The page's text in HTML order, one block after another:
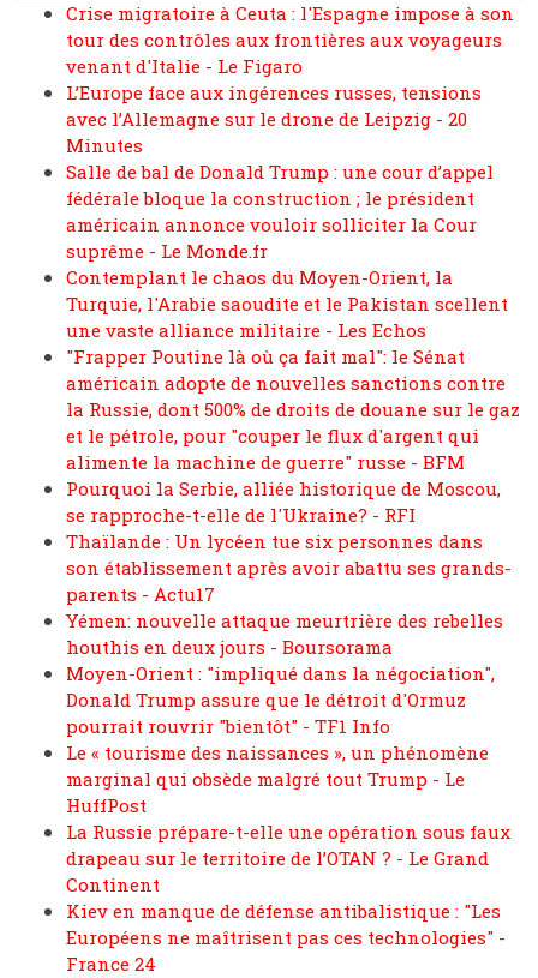
Crise migratoire à Ceuta : l'Espagne impose à son
tour des contrôles aux frontières aux voyageurs
venant d'Italie - Le Figaro
L’Europe face aux ingérences russes, tensions
avec l’Allemagne sur le drone de Leipzig - 20
Minutes
Salle de bal de Donald Trump : une cour d’appel
fédérale bloque la construction ; le président
américain annonce vouloir solliciter la Cour
suprême - Le Monde.fr
Contemplant le chaos du Moyen-Orient, la
Turquie, l'Arabie saoudite et le Pakistan scellent
une vaste alliance militaire - Les Echos
"Frapper Poutine là où ça fait mal": le Sénat
américain adopte de nouvelles sanctions contre
la Russie, dont 500% de droits de douane sur le gaz
et le pétrole, pour "couper le flux d'argent qui
alimente la machine de guerre" russe - BFM
Pourquoi la Serbie, alliée historique de Moscou,
se rapproche-t-elle de l'Ukraine? - RFI
Thaïlande : Un lycéen tue six personnes dans
son établissement après avoir abattu ses grands-
parents - Actu17
Yémen: nouvelle attaque meurtrière des rebelles
houthis en deux jours - Boursorama
Moyen-Orient : "impliqué dans la négociation",
Donald Trump assure que le détroit d'Ormuz
pourrait rouvrir "bientôt" - TF1 Info
Le « tourisme des naissances », un phénomène
marginal qui obsède malgré tout Trump - Le
HuffPost
La Russie prépare-t-elle une opération sous faux
drapeau sur le territoire de l’OTAN ? - Le Grand
Continent
Kiev en manque de défense antibalistique : "Les
Européens ne maîtrisent pas ces technologies" -
France 24